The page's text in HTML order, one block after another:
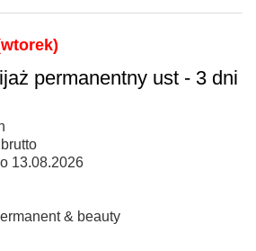
permanentny ust - 3 dni
13.08.2026
& beauty